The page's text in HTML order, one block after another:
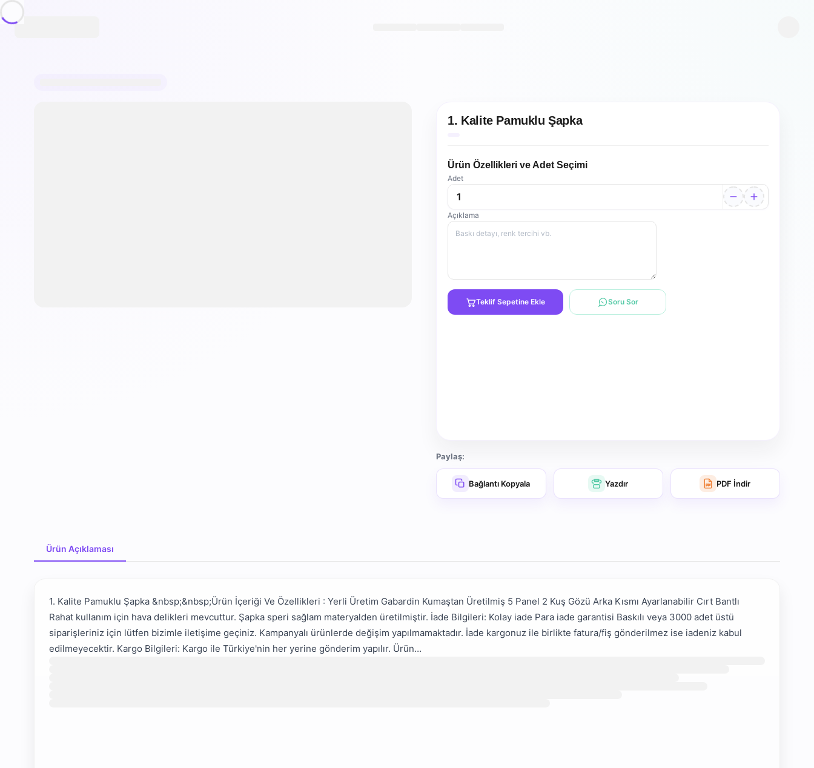
1. Kalite Pamuklu Şapka
Ürün Özellikleri ve Adet Seçimi
Adet
Açıklama
Teklif Sepetine Ekle Soru Sor
Paylaş:
Bağlantı Kopyala Yazdır PDF İndir
Ürün Açıklaması
1. Kalite Pamuklu Şapka &nbsp;&nbsp;Ürün İçeriği Ve Özellikleri : Yerli Üretim Gabardin Kumaştan Üretilmiş 5 Panel 2 Kuş Gözü Arka Kısmı Ayarlanabilir Cırt Bantlı
Rahat kullanım için hava delikleri mevcuttur. Şapka speri sağlam materyalden üretilmiştir. İade Bilgileri: Kolay iade Para iade garantisi Baskılı veya 3000 adet üstü
siparişleriniz için lütfen bizimle iletişime geçiniz. Kampanyalı ürünlerde değişim yapılmamaktadır. İade kargonuz ile birlikte fatura/fiş gönderilmez ise iadeniz kabul
edilmeyecektir. Kargo Bilgileri: Kargo ile Türkiye'nin her yerine gönderim yapılır. Ürün…